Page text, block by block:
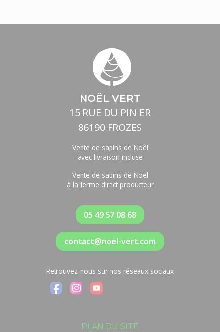
NOËL VERT
15 RUE DU PINIER
86190 FROZES
Vente de sapins de Noël
avec livraison incluse
Vente de sapins de Noël
à la ferme direct producteur
05 49 57 08 68
contact@noel-vert.com
Retrouvez-nous sur nos réseaux sociaux
PLAN DU SITE